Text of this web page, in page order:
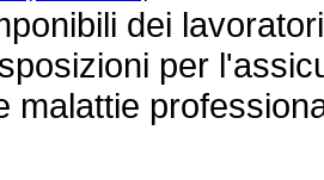
dei
per
malattie